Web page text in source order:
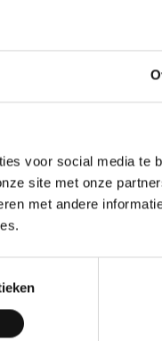
voor social media te
site met onze
met andere